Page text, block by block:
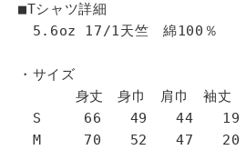
■Tシャツ詳細
5.6oz 17/1天竺 綿100％
・サイズ
身丈 身巾 肩巾 袖丈
S 66 49 44 19
M 70 52 47 20